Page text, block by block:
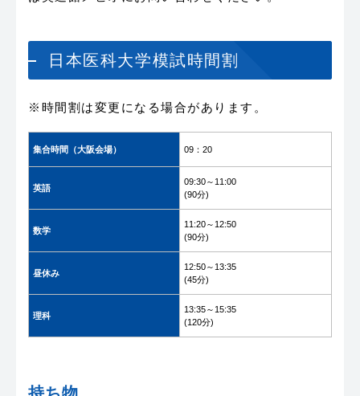
日本医科大学模試時間割
※時間割は変更になる場合があります。
集合時間（大阪会場） 09：20
英語
09:30～11:00
(90分)
数学
11:20～12:50
(90分)
昼休み
12:50～13:35
(45分)
理科
13:35～15:35
(120分)